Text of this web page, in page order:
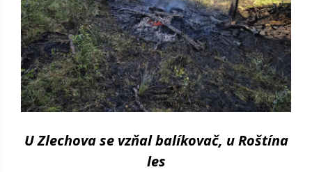
U Zlechova se vzňal balíkovač, u Roštína
les